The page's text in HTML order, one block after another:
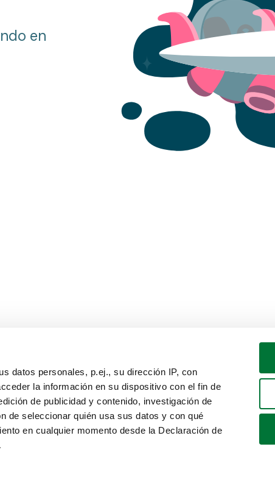
datos personales, p.ej., su dirección IP, con
la información en su dispositivo con el fin de
de publicidad y contenido, investigación de
de seleccionar quién usa sus datos y con qué
en cualquier momento desde la Declaración de
en